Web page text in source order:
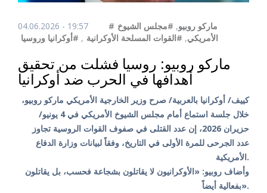
04.06.2026 - 19:57 #ماركو روبيو, #مجلس الشيوخ
الأمريكي, #القوات المسلحة الأوكرانية , #أوكرانيا وروسيا
ماركو روبيو: روسيا فشلت من تحقيق
أهدافها في الحرب ضد أوكرانيا
كييف/ أوكرانيا بالعربية/ صرح وزير الخارجية الأمريكي ماركو روبيو،
خلال جلسة استماع أمام مجلس الشيوخ الأمريكي في 4 يونيو/
حزيران 2026، إن عدد القتلى في صفوف القوات الروسية تجاوز
عدد الجرحى للمرة الأولى في التاريخ، وفقاً لبيانات وزارة الدفاع
الأمريكية.
وأضاف روبيو: «الأوكرانيون لا يقاتلون بشجاعة فحسب، بل يقاتلون
بفعالية أيضاً».